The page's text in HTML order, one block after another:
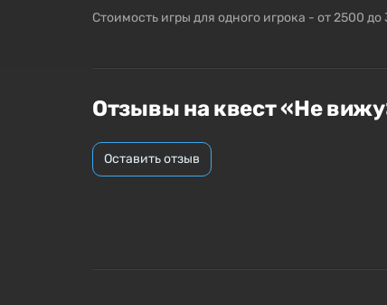
Стоимость игры для одного игрока - от 2500 до
Отзывы на квест «Не
Оставить отзыв